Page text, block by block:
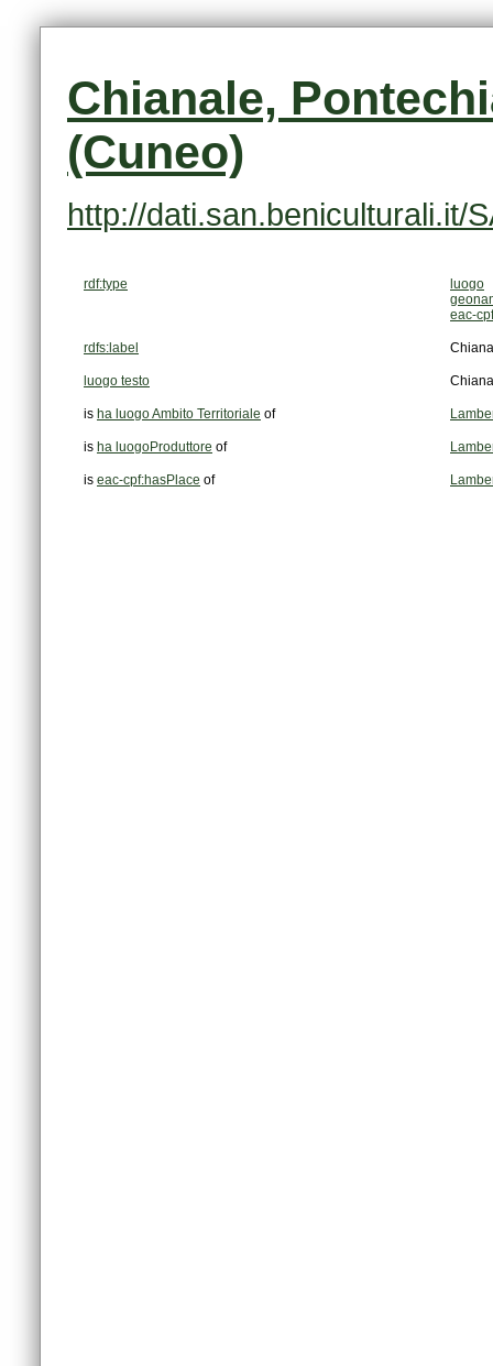
(Cuneo)
http://dati.san.beniculturali.it/
rdf:type
luogo
eac-
rdfs:label
luogo testo
is ha luogo Ambito Territoriale of
is ha luogoProduttore of
is eac-cpf:hasPlace of